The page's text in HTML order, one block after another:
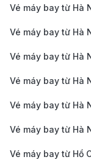
mức giá khác
hành khách.
Đặt vé nhanh
Hỗ trợ khách
nhiệt tình,
Vé máy bay từ Hà
Vé máy bay từ Hà
Vé máy bay từ Hà
Vé máy bay từ Hà
Vé máy bay từ Hà
Vé máy bay từ Hà
Vé máy bay từ Hồ